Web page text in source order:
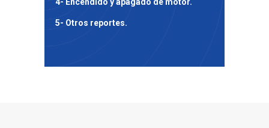
5- Otros reportes.